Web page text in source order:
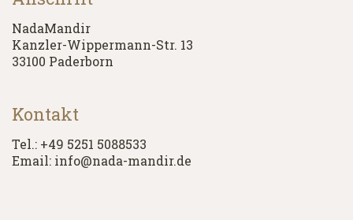
NadaMandir
Kanzler-Wippermann-Str. 13
33100 Paderborn
Kontakt
Tel.: +49 5251 5088533
Email: info@nada-mandir.de